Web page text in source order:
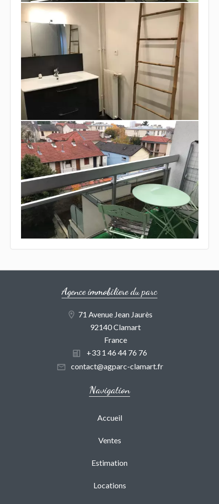
Agence immobiliere du parc
71 Avenue Jean Jaurès
92140 Clamart
France
+33 1 46 44 76 76
contact@agparc-clamart.fr
Navigation
Accueil
Ventes
Estimation
Locations